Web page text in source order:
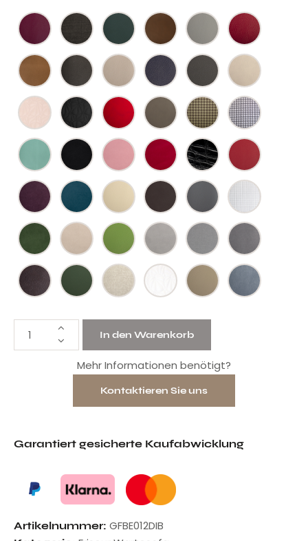
In den Warenkorb
Mehr Informationen benötigt?
Kontaktieren Sie uns
Garantiert gesicherte Kaufabwicklung
Artikelnummer: GFBE012DIB